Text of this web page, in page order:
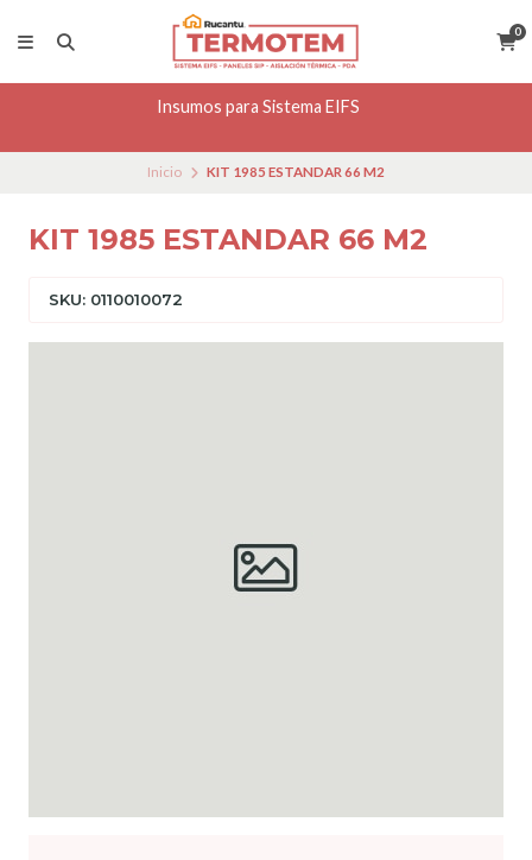
0
Insumos para Sistema EIFS
Inicio KIT 1985 ESTANDAR 66 M2
KIT 1985 ESTANDAR 66 M2
SKU: 0110010072